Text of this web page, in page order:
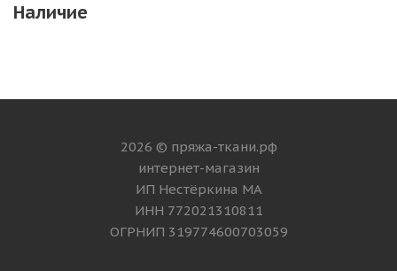
Наличие
2026 © пряжа-ткани.рф
интернет-магазин
ИП Нестёркина МА
ИНН 772021310811
ОГРНИП 319774600703059